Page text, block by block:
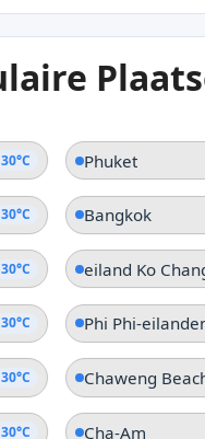
30°C Phuket
30°C Bangkok
30°C eiland Ko
30°C Phi Phi-
30°C Chaweng
30°C Cha-Am